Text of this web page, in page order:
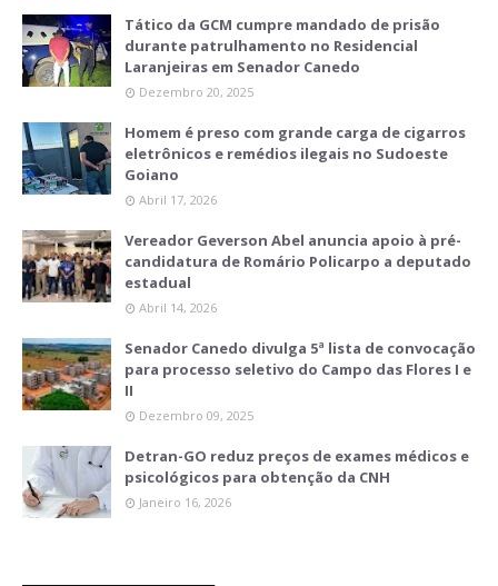
Tático da GCM cumpre mandado de prisão
durante patrulhamento no Residencial
Laranjeiras em Senador Canedo
Dezembro 20, 2025
Homem é preso com grande carga de cigarros
eletrônicos e remédios ilegais no Sudoeste
Goiano
Abril 17, 2026
Vereador Geverson Abel anuncia apoio à pré-
candidatura de Romário Policarpo a deputado
estadual
Abril 14, 2026
Senador Canedo divulga 5ª lista de convocação
para processo seletivo do Campo das Flores I e
II
Dezembro 09, 2025
Detran-GO reduz preços de exames médicos e
psicológicos para obtenção da CNH
Janeiro 16, 2026